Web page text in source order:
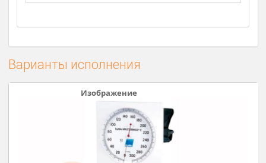
Диаметр шкалы 150 мм;
Шкала измерения от 0 до 300 мм рт. ст.;
для взрослых;
Адаптер для быстрой замены манжеты.